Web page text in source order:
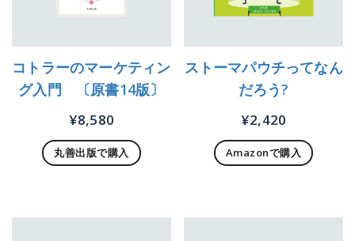
コトラーのマーケティン
グ入門 〔原書14版〕
¥8,580
丸善出版で購入
ストーマパウチってなん
だろう?
¥2,420
Amazonで購入